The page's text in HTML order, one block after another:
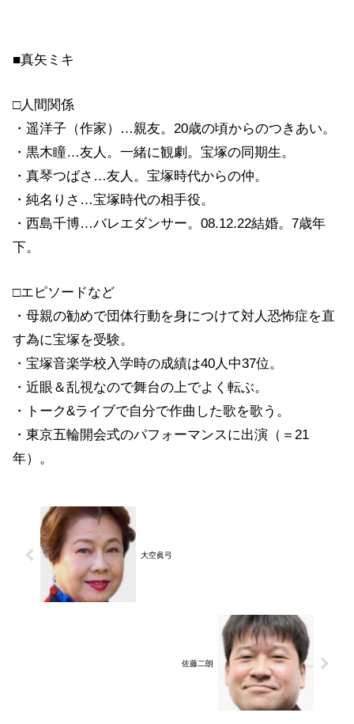
■真矢ミキ
□人間関係
・遥洋子（作家）…親友。20歳の頃からのつきあい。
・黒木瞳…友人。一緒に観劇。宝塚の同期生。
・真琴つばさ…友人。宝塚時代からの仲。
・純名りさ…宝塚時代の相手役。
・西島千博…バレエダンサー。08.12.22結婚。7歳年
下。
□エピソードなど
・母親の勧めで団体行動を身につけて対人恐怖症を直
す為に宝塚を受験。
・宝塚音楽学校入学時の成績は40人中37位。
・近眼＆乱視なので舞台の上でよく転ぶ。
・トーク&ライブで自分で作曲した歌を歌う。
・東京五輪開会式のパフォーマンスに出演（＝21
年）。
大空眞弓
佐藤二朗